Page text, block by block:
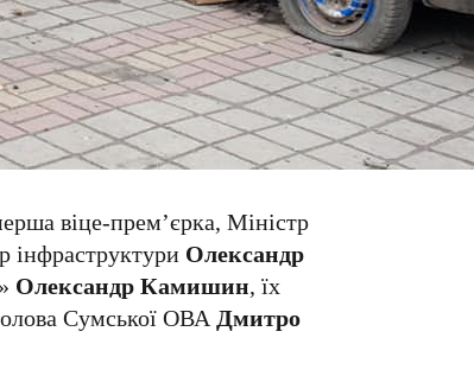
віце-прем’єрка, Міністр
інфраструктури Олександр
Олександр Камишин, їх
Сумської ОВАДмитро